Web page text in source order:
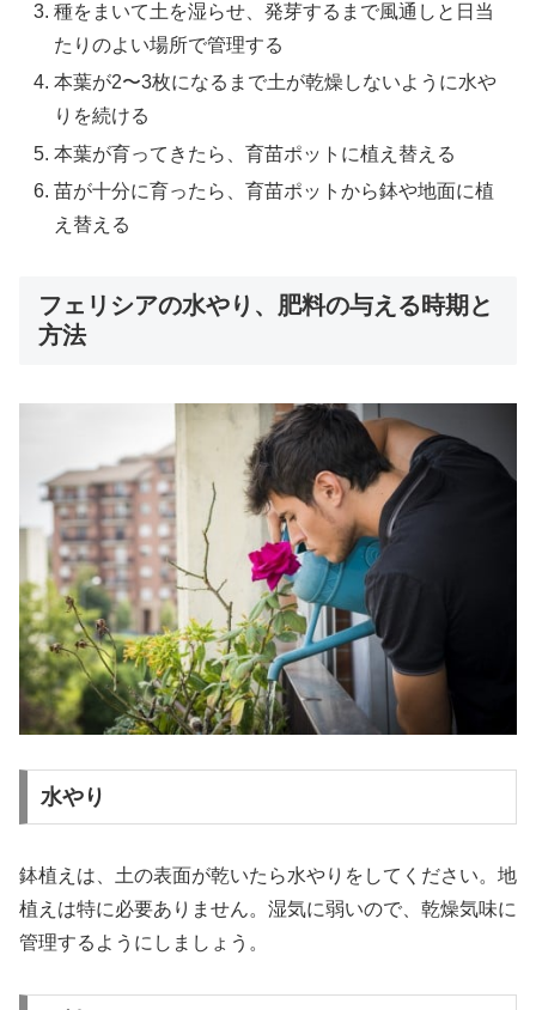
種をまいて土を湿らせ、発芽するまで風通しと日当
たりのよい場所で管理する
本葉が2〜3枚になるまで土が乾燥しないように水や
りを続ける
本葉が育ってきたら、育苗ポットに植え替える
苗が十分に育ったら、育苗ポットから鉢や地面に植
え替える
フェリシアの水やり、肥料の与える時期と
方法
水やり
鉢植えは、土の表面が乾いたら水やりをしてください。地
植えは特に必要ありません。湿気に弱いので、乾燥気味に
管理するようにしましょう。